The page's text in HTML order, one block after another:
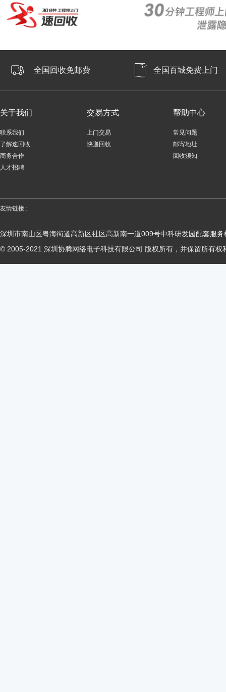
全国回收免邮费 全国百城免费上门
关于我们
联系我们
了解速回收
商务合作
人才招聘
交易方式
上门交易
快递回收
帮助中心
常见问题
邮寄地址
回收须知
友情链接 :
深圳市南山区粤海街道高新区社区高新南一道009号中科研发园配套服务
© 2005-2021 深圳协腾网络电子科技有限公司 版权所有，并保留所有权